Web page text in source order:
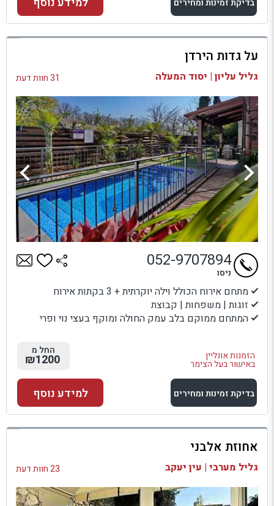
בדיקת זמינות ומחירים
למתחם זה
בדיקת זמינות ומחירים
על גדות הירדן
גליל עליון | יסוד המעלה 31 חוות דעת
מתחם אירוח הכולל וילה יוקרתית + 3 בקתות אירוח
זוגות | משפחות | קבוצת
המתחם ממוקם בלב עמק החולה ומוקף בעצי נוי ופרי
הזמנות אונליין
באישור בעל הצימר
052-9707894
ניסו
החל מ
₪1200
בדיקת זמינות ומחירים
למתחם זה
בדיקת זמינות ומחירים
למידע נוסף
אחוזת אלבני
גליל מערבי | עין יעקב 23 חוות דעת